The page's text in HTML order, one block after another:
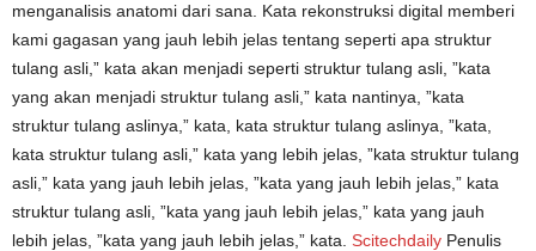
menganalisis anatomi dari sana. Kata rekonstruksi digital memberi
kami gagasan yang jauh lebih jelas tentang seperti apa struktur
tulang asli,” kata akan menjadi seperti struktur tulang asli, ”kata
yang akan menjadi struktur tulang asli,” kata nantinya, ”kata
struktur tulang aslinya,” kata, kata struktur tulang aslinya, ”kata,
kata struktur tulang asli,” kata yang lebih jelas, ”kata struktur tulang
asli,” kata yang jauh lebih jelas, ”kata yang jauh lebih jelas,” kata
struktur tulang asli, ”kata yang jauh lebih jelas,” kata yang jauh
lebih jelas, ”kata yang jauh lebih jelas,” kata. Scitechdaily Penulis